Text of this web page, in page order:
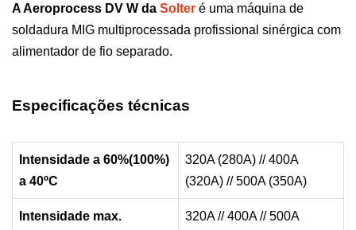
A Aeroprocess DV W da Solter é uma máquina de
soldadura MIG multiprocessada profissional sinérgica com
alimentador de fio separado.
Especificações técnicas
Intensidade a 60%(100%)
a 40ºC
320A (280A) // 400A
(320A) // 500A (350A)
Intensidade max. 320A // 400A // 500A